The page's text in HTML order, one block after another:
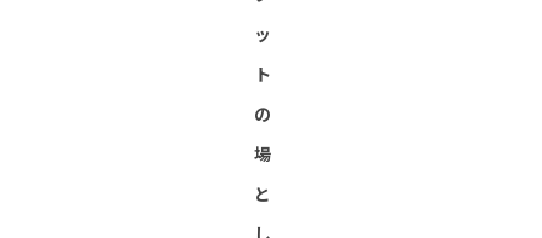
ッ
ト
の
場
と
し